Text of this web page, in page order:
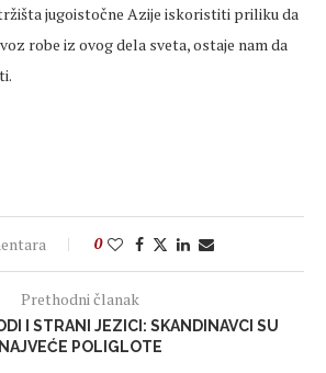
jugoistočne Azije iskoristiti priliku da
robe iz ovog dela sveta, ostaje nam da
0
Prethodni članak
I STRANI JEZICI: SKANDINAVCI SU
NAJVEĆE POLIGLOTE